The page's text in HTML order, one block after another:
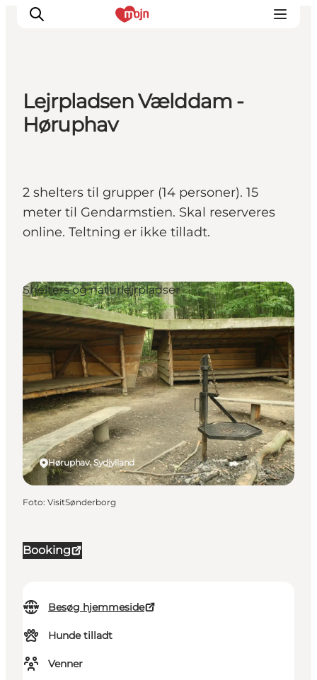
Oplevelser
Byer & Steder
Planlæg din ferie
Booking
Lejrpladsen Vælddam -
Høruphav
2 shelters til grupper (14 personer). 15
meter til Gendarmstien. Skal reserveres
online. Teltning er ikke tilladt.
Booking
Besøg hjemmeside
Hunde tilladt
Venner
Høruphav, Sydjylland
Shelters og naturlejrpladser
Foto: VisitSønderborg